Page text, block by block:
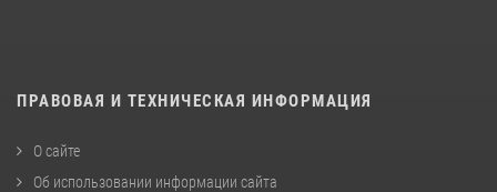
ПРАВОВАЯ И ТЕХНИЧЕСКАЯ ИНФОРМАЦИЯ
О сайте
Об использовании информации сайта